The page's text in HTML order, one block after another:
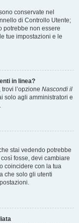
conservate nel
di Controllo Utente;
potrebbe non essere
tue impostazioni e le
in linea?
l’opzione Nascondi il
solo agli amministratori e
stai vedendo potrebbe
fosse, devi cambiare
coincidere con la tua
che solo gli utenti